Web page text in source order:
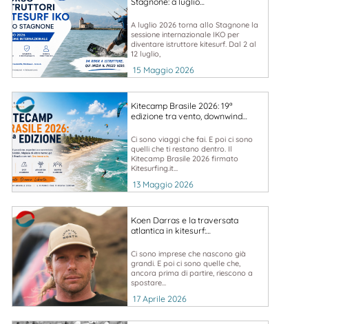
A luglio 2026 torna allo Stagnone la
sessione internazionale IKO per
diventare istruttore kitesurf. Dal 2 al
12 luglio,
15 Maggio 2026
Kitecamp Brasile 2026: 19ª
edizione tra vento, downwind…
Ci sono viaggi che fai. E poi ci sono
quelli che ti restano dentro. Il
Kitecamp Brasile 2026 firmato
Kitesurfing.it...
13 Maggio 2026
Koen Darras e la traversata
atlantica in kitesurf:…
Ci sono imprese che nascono già
grandi. E poi ci sono quelle che,
ancora prima di partire, riescono a
spostare...
17 Aprile 2026